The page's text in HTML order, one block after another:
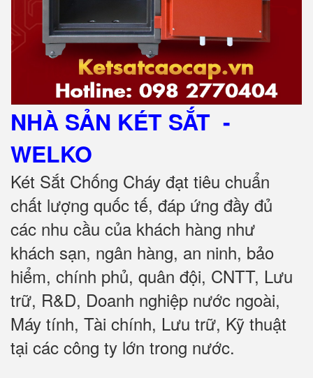
NHÀ SẢN KÉT SẮT -
WELKO
Két Sắt Chống Cháy đạt tiêu chuẩn
chất lượng quốc tế, đáp ứng đầy đủ
các nhu cầu của khách hàng như
khách sạn, ngân hàng, an ninh, bảo
hiểm, chính phủ, quân đội, CNTT, Lưu
trữ, R&D, Doanh nghiệp nước ngoài,
Máy tính, Tài chính, Lưu trữ, Kỹ thuật
tại các công ty lớn trong nước.